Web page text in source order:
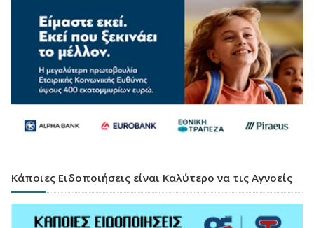
Κάποιες Ειδοποιήσεις είναι Καλύτερο να τις Αγνοείς